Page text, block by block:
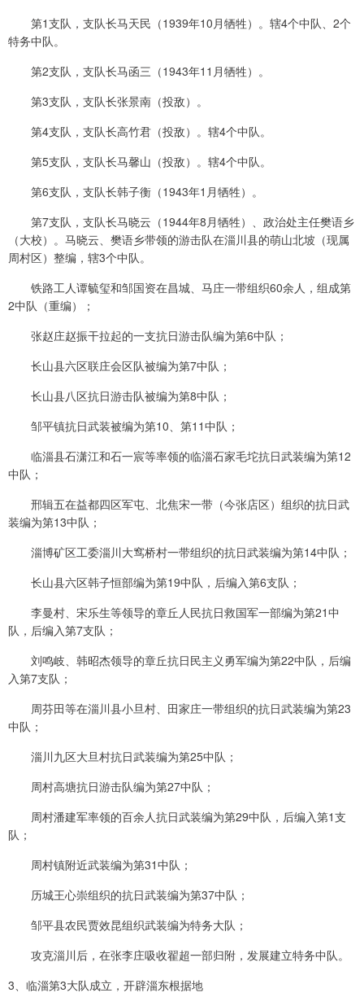
第1支队，支队长马天民（1939年10月牺牲）。辖4个中队、2个
特务中队。
第2支队，支队长马函三（1943年11月牺牲）。
第3支队，支队长张景南（投敌）。
第4支队，支队长高竹君（投敌）。辖4个中队。
第5支队，支队长马馨山（投敌）。辖4个中队。
第6支队，支队长韩子衡（1943年1月牺牲）。
第7支队，支队长马晓云（1944年8月牺牲）、政治处主任樊语乡
（大校）。马晓云、樊语乡带领的游击队在淄川县的萌山北坡（现属
周村区）整编，辖3个中队。
铁路工人谭毓玺和邹国资在昌城、马庄一带组织60余人，组成第
2中队（重编）；
张赵庄赵振干拉起的一支抗日游击队编为第6中队；
长山县六区联庄会区队被编为第7中队；
长山县八区抗日游击队被编为第8中队；
邹平镇抗日武装被编为第10、第11中队；
临淄县石潇江和石一宸等率领的临淄石家毛坨抗日武装编为第12
中队；
邢辑五在益都四区军屯、北焦宋一带（今张店区）组织的抗日武
装编为第13中队；
淄博矿区工委淄川大窎桥村一带组织的抗日武装编为第14中队；
长山县六区韩子恒部编为第19中队，后编入第6支队；
李曼村、宋乐生等领导的章丘人民抗日救国军一部编为第21中
队，后编入第7支队；
刘鸣岐、韩昭杰领导的章丘抗日民主义勇军编为第22中队，后编
入第7支队；
周芬田等在淄川县小旦村、田家庄一带组织的抗日武装编为第23
中队；
淄川九区大旦村抗日武装编为第25中队；
周村高塘抗日游击队编为第27中队；
周村潘建军率领的百余人抗日武装编为第29中队，后编入第1支
队；
周村镇附近武装编为第31中队；
历城王心崇组织的抗日武装编为第37中队；
邹平县农民贾效昆组织武装编为特务大队；
攻克淄川后，在张李庄吸收翟超一部归附，发展建立特务中队。
3、临淄第3大队成立，开辟淄东根据地